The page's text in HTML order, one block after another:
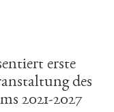
erste
des
2021-2027